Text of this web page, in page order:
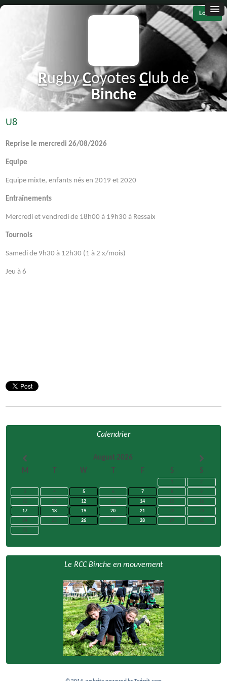
Log in
RugbyCoyotes Club de
Binche
U8
Reprise le mercredi 26/08/2026
Equipe
Equipe mixte, enfants nés en 2019 et 2020
Entraînements
Mercredi et vendredi de 18h00 à 19h30 à Ressaix
Tournois
Samedi de 9h30 à 12h30 (1 à 2 x/mois)
Jeu à 6
Calendrier
August 2026
M
T W T F S S
1
2
3
4 5 6 7 8
9
10
11 12 13 14 15
16
17
18 19 20 21 22
23
24
25 26 27 28 29
30
31
Le RCC Binche en mouvement